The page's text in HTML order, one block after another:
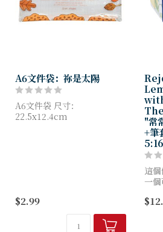
A6文件袋：祢是太陽
A6文件袋 尺寸：
22.5x12.4cm
$2.99
"常
+筆
5:16
這
一
面右
上
的